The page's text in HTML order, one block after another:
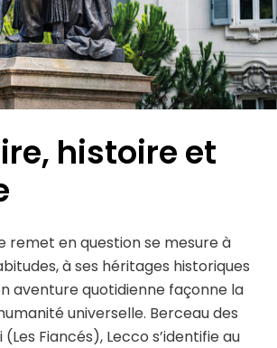
histoire et
remet en question se mesure à
à ses héritages historiques
aventure quotidienne façonne la
universelle. Berceau des
(Les Fiancés), Lecco s’identifie au